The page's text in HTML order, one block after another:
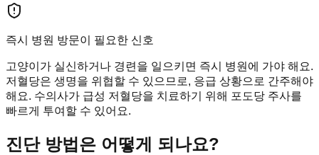
즉시 병원 방문이 필요한 신호
고양이가 실신하거나 경련을 일으키면 즉시 병원에 가야 해요.
저혈당은 생명을 위협할 수 있으므로, 응급 상황으로 간주해야
해요. 수의사가 급성 저혈당을 치료하기 위해 포도당 주사를
빠르게 투여할 수 있어요.
진단 방법은 어떻게 되나요?